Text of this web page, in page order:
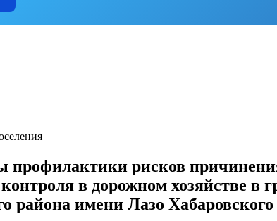
рисков
в дорожном хозяйстве в
района имени Лазо Хабаровского